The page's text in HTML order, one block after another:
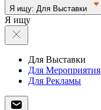
Я ищу: Для Выставки
Я ищу
Для Выставки
Для Мероприятия
Для Рекламы